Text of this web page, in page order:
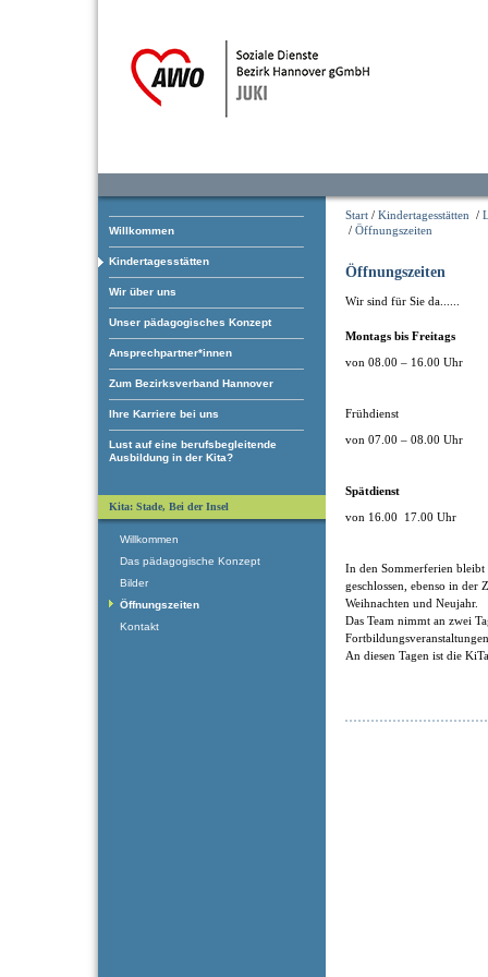
Willkommen
Kindertagesstätten
Wir über uns
Unser pädagogisches Konzept
Ansprechpartner*innen
Zum Bezirksverband Hannover
Ihre Karriere bei uns
Lust auf eine berufsbegleitende
Ausbildung in der Kita?
Start / Kindertagesstätten /
/ Öffnungszeiten
Öffnungszeiten
Wir sind für Sie da......
Montags bis Freitags
von 08.00 – 16.00 Uhr
Frühdienst
von 07.00 – 08.00 Uhr
Spätdienst
von 16.00 17.00 Uhr
In den Sommerferien bleibt
geschlossen, ebenso in der
Weihnachten und Neujahr.
Das Team nimmt an zwei
An diesen Tagen ist die
Kita: Stade, Bei der Insel
Willkommen
Das pädagogische Konzept
Bilder
Öffnungszeiten
Kontakt